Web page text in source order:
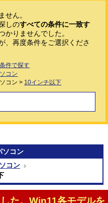
せん。
しのすべての条件に一致す
かりませんでした。
、再度条件をご選択くださ
件で探す
コン
コン > 10インチ以下
ソコン
コン
た。Win11各モデルを